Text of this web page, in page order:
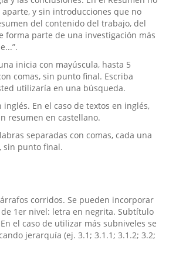
y sin introducciones que no
del contenido del trabajo, del
forma parte de una investigación más
inicia con mayúscula, hasta 5
comas, sin punto final. Escriba
utilizaría en una búsqueda.
En el caso de textos en inglés,
resumen en castellano.
separadas con comas, cada una
sin punto final.
corridos. Se pueden incorporar
1er nivel: letra en negrita. Subtítulo
el caso de utilizar más subniveles se
jerarquía (ej. 3.1; 3.1.1; 3.1.2; 3.2;